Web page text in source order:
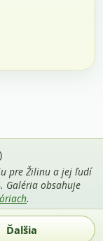
Ďalšia
pre Žilinu a jej ľudí
Galéria obsahuje
.
len s uvedením
zilina-gallery.sk